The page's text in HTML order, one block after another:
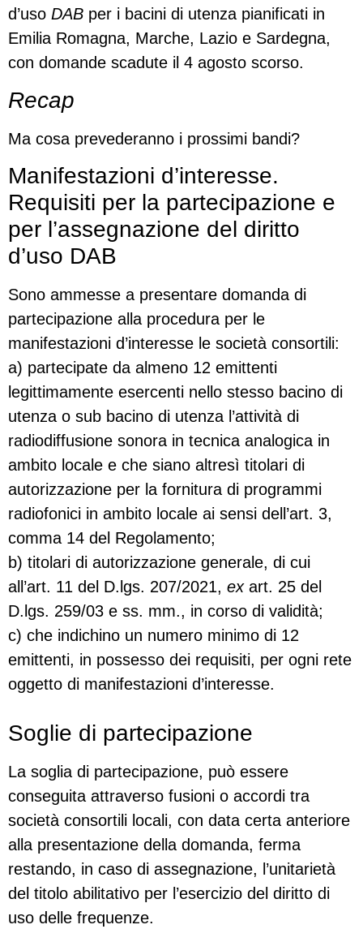
d’uso DAB per i bacini di utenza pianificati in
Emilia Romagna, Marche, Lazio e Sardegna,
con domande scadute il 4 agosto scorso.
Recap
Ma cosa prevederanno i prossimi bandi?
Manifestazioni d’interesse.
Requisiti per la partecipazione e
per l’assegnazione del diritto
d’uso DAB
Sono ammesse a presentare domanda di
partecipazione alla procedura per le
manifestazioni d’interesse le società consortili:
a) partecipate da almeno 12 emittenti
legittimamente esercenti nello stesso bacino di
utenza o sub bacino di utenza l’attività di
radiodiffusione sonora in tecnica analogica in
ambito locale e che siano altresì titolari di
autorizzazione per la fornitura di programmi
radiofonici in ambito locale ai sensi dell’art. 3,
comma 14 del Regolamento;
b) titolari di autorizzazione generale, di cui
all’art. 11 del D.lgs. 207/2021, exart. 25 del
D.lgs. 259/03 e ss. mm., in corso di validità;
c) che indichino un numero minimo di 12
emittenti, in possesso dei requisiti, per ogni rete
oggetto di manifestazioni d’interesse.
Soglie di partecipazione
La soglia di partecipazione, può essere
conseguita attraverso fusioni o accordi tra
società consortili locali, con data certa anteriore
alla presentazione della domanda, ferma
restando, in caso di assegnazione, l’unitarietà
del titolo abilitativo per l’esercizio del diritto di
uso delle frequenze.